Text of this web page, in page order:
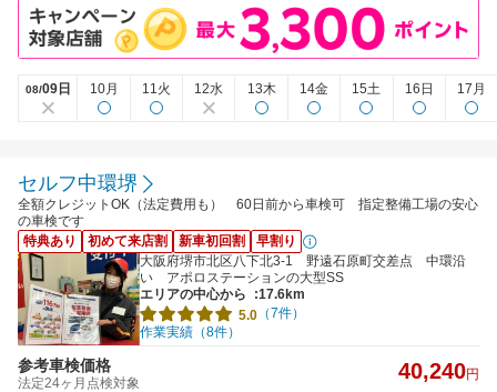
08/09日 10月 11火 12水 13木 14金 15土 16日 17月
セルフ中環堺
全額クレジットOK（法定費用も） 60日前から車検可 指定整備工場の安心
の車検です
特典あり
初めて来店割 新車初回割
早割り
大阪府堺市北区八下北3-1 野遠石原町交差点 中環沿
い アポロステーションの大型SS
エリアの中心から
:17.6km
5.0 （7件）
作業実績（8件）
参考車検価格
法定24ヶ月点検対象 40,240円